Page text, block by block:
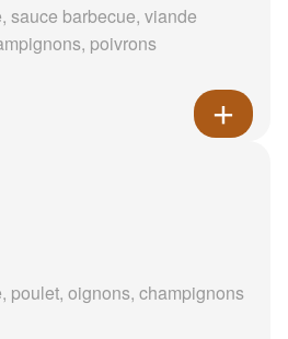
sauce barbecue, viande
poivrons
poulet, oignons, champignons